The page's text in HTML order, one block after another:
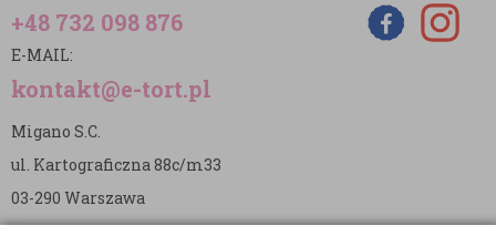
+48 732 098 876
E-MAIL:
kontakt@e-tort.pl
Migano S.C.
ul. Kartograficzna 88c/m33
03-290 Warszawa
NIP: 5242813637